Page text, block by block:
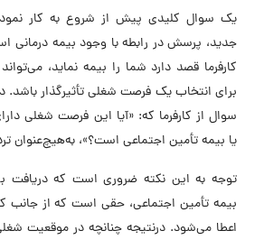
یک سوال کلیدی پیش از شروع به کار
جدید، پرسش در رابطه با وجود بیمه درمانی
کارفرما قصد دارد شما را بیمه نماید،
برای انتخاب یک فرصت شغلی تأثیرگذار باشد.
سوال از کارفرما که: «آیا این فرصت شغلی
یا بیمه تأمین اجتماعی است؟»، به‌هیچ‌عنوان
توجه به این نکته ضروری است که دریافت
بیمه تأمین اجتماعی، حقی است که از جانب
اعطا می‌شود. درنتیجه چنانچه در موقعیت